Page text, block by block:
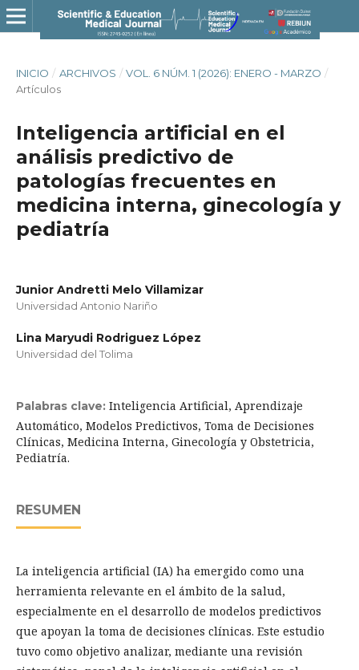
INICIO / ARCHIVOS / VOL. 6 NÚM. 1 (2026): ENERO - MARZO /
Artículos
Inteligencia artificial en el
análisis predictivo de
patologías frecuentes en
medicina interna, ginecología y
pediatría
Junior Andretti Melo Villamizar
Universidad Antonio Nariño
Lina Maryudi Rodriguez López
Universidad del Tolima
Palabras clave: Inteligencia Artificial, Aprendizaje
Automático, Modelos Predictivos, Toma de Decisiones
Clínicas, Medicina Interna, Ginecología y Obstetricia,
Pediatría.
RESUMEN
La inteligencia artificial (IA) ha emergido como una
herramienta relevante en el ámbito de la salud,
especialmente en el desarrollo de modelos predictivos
que apoyan la toma de decisiones clínicas. Este estudio
tuvo como objetivo analizar, mediante una revisión